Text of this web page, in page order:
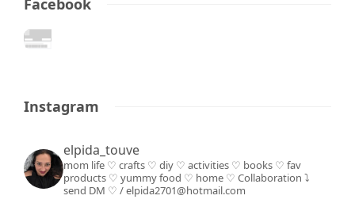
Facebook
Instagram
elpida_touve
mom life ♡ crafts ♡ diy ♡ activities ♡ books ♡ fav
products ♡ yummy food ♡ home ♡ Collaboration ⤵️
send DM ♡ / elpida2701@hotmail.com